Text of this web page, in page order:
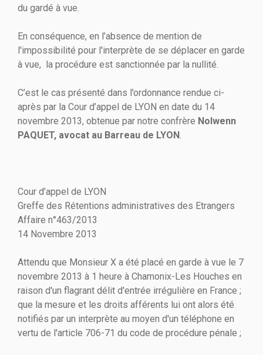
du gardé à vue.
En conséquence, en l’absence de mention de
l'impossibilité pour l'interprète de se déplacer en garde
à vue, la procédure est sanctionnée par la nullité.
C’est le cas présenté dans l’ordonnance rendue ci-
après par la Cour d’appel de LYON en date du 14
novembre 2013, obtenue par notre confrère Nolwenn
PAQUET, avocat au Barreau de LYON.
Cour d’appel de LYON
Greffe des Rétentions administratives des Etrangers
Affaire n°463/2013
14 Novembre 2013
Attendu que Monsieur X a été placé en garde à vue le 7
novembre 2013 à 1 heure à Chamonix-Les Houches en
raison d'un flagrant délit d'entrée irrégulière en France ;
que la mesure et les droits afférents lui ont alors été
notifiés par un interprète au moyen d'un téléphone en
vertu de l'article 706-71 du code de procédure pénale ;